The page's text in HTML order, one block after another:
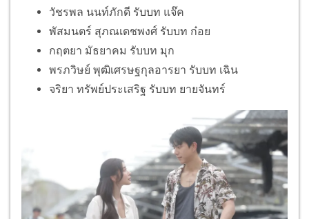
วัชรพล นนท์ภักดี รับบท แจ๊ค
พัสมนตร์ สุภณเดชพงศ์ รับบท ก๋อย
กฤตยา มัธยาคม รับบท มุก
พรภวิษย์ พุฒิเศรษฐกุลอารยา รับบท เฉิน
จริยา ทรัพย์ประเสริฐ รับบท ยายจันทร์